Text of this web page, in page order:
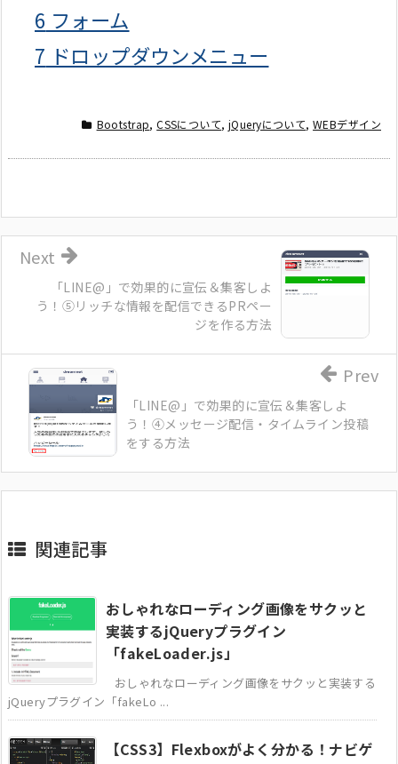
6 フォーム
7 ドロップダウンメニュー
Bootstrap,CSSについて, jQueryについて,WEBデザイン
「LINE@」で効果的に宣伝＆集客しよ
う！⑤リッチな情報を配信できるPRペー
ジを作る方法
Next
「LINE@」で効果的に宣伝＆集客しよ
う！④メッセージ配信・タイムライン投稿
をする方法
Prev
関連記事
おしゃれなローディング画像をサクッと
実装するjQueryプラグイン
「fakeLoader.js」
おしゃれなローディング画像をサクッと実装する
jQueryプラグイン「fakeLo ...
【CSS3】Flexboxがよく分かる！ナビゲ